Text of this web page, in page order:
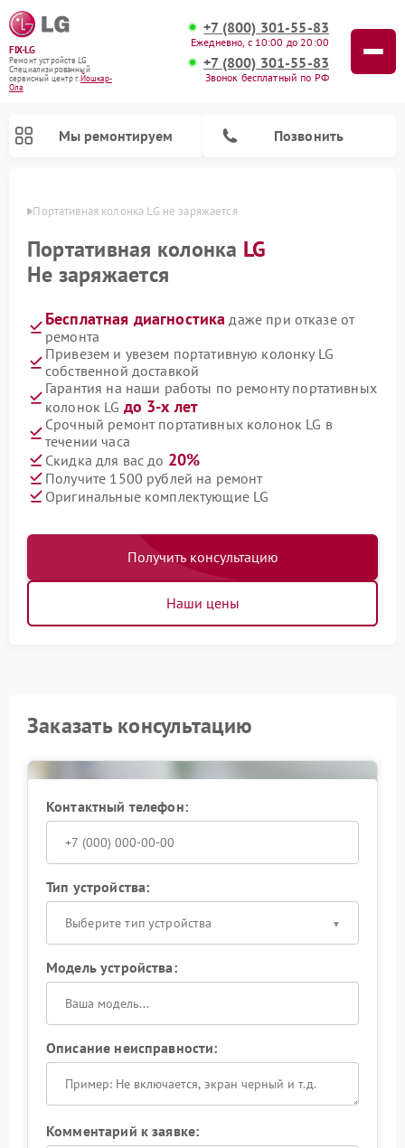
FIX-LG
Ремонт устройств LG
Специализированный
cервисный центр г.Йошкар-
Ола
+7 (800) 301-55-83
Ежедневно, с 10:00 до 20:00
+7 (800) 301-55-83
Звонок бесплатный по РФ
Мы ремонтируем Позвонить
Оле Портативная колонка LG не заряжается
Портативная колонка LG
Не заряжается
Бесплатная диагностика даже при отказе от
ремонта
Привезем и увезем портативную колонку LG
собственной доставкой
Гарантия на наши работы по ремонту портативных
колонок LG до 3-х лет
Срочный ремонт портативных колонок LG в
течении часа
Скидка для вас до 20%
Получите 1500 рублей на ремонт
Оригинальные комплектующие LG
Получить консультацию
Наши цены
Заказать консультацию
Контактный телефон:
Тип устройства:
Выберите тип устройства
Модель устройства:
Описание неисправности:
Комментарий к заявке: